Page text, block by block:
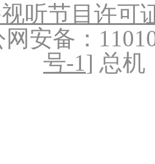
听节目许可
安备：
号-1] 总机